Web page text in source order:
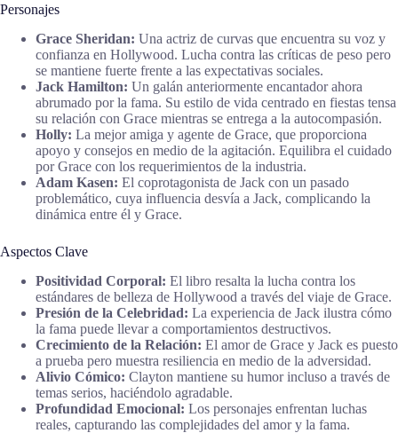
Personajes
Grace Sheridan: Una actriz de curvas que encuentra su voz y
confianza en Hollywood. Lucha contra las críticas de peso pero
se mantiene fuerte frente a las expectativas sociales.
Jack Hamilton: Un galán anteriormente encantador ahora
abrumado por la fama. Su estilo de vida centrado en fiestas tensa
su relación con Grace mientras se entrega a la autocompasión.
Holly: La mejor amiga y agente de Grace, que proporciona
apoyo y consejos en medio de la agitación. Equilibra el cuidado
por Grace con los requerimientos de la industria.
Adam Kasen: El coprotagonista de Jack con un pasado
problemático, cuya influencia desvía a Jack, complicando la
dinámica entre él y Grace.
Aspectos Clave
Positividad Corporal: El libro resalta la lucha contra los
estándares de belleza de Hollywood a través del viaje de Grace.
Presión de la Celebridad: La experiencia de Jack ilustra cómo
la fama puede llevar a comportamientos destructivos.
Crecimiento de la Relación: El amor de Grace y Jack es puesto
a prueba pero muestra resiliencia en medio de la adversidad.
Alivio Cómico: Clayton mantiene su humor incluso a través de
temas serios, haciéndolo agradable.
Profundidad Emocional: Los personajes enfrentan luchas
reales, capturando las complejidades del amor y la fama.